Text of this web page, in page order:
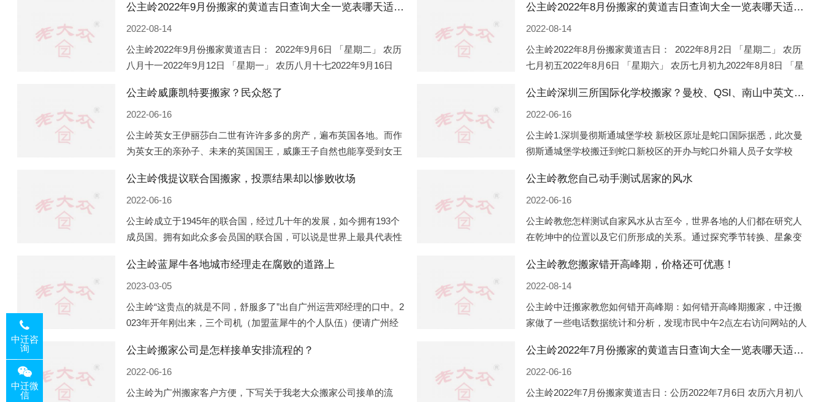
公主岭2022年9月份搬家的黄道吉日查询大全一览表哪天适合搬家好日子
2022-08-14
公主岭2022年9月份搬家黄道吉日： 2022年9月6日 「星期二」 农历
八月十一2022年9月12日 「星期一」 农历八月十七2022年9月16日
公主岭2022年8月份搬家的黄道吉日查询大全一览表哪天适合搬家好日子
2022-08-14
公主岭2022年8月份搬家黄道吉日： 2022年8月2日 「星期二」 农历
七月初五2022年8月6日 「星期六」 农历七月初九2022年8月8日 「星
公主岭威廉凯特要搬家？民众怒了
2022-06-16
公主岭英女王伊丽莎白二世有许许多多的房产，遍布英国各地。而作
为英女王的亲孙子、未来的英国国王，威廉王子自然也能享受到女王
是位于伦敦的肯辛顿宫，一处
公主岭深圳三所国际化学校搬家？曼校、QSI、南山中英文搬走了
2022-06-16
公主岭1.深圳曼彻斯通城堡学校 新校区原址是蛇口国际据悉，此次曼
彻斯通城堡学校搬迁到蛇口新校区的开办与蛇口外籍人员子女学校
正式并入蛇口外籍
公主岭俄提议联合国搬家，投票结果却以惨败收场
2022-06-16
公主岭成立于1945年的联合国，经过几十年的发展，如今拥有193个
成员国。拥有如此众多会员国的联合国，可以说是世界上最具代表性
以美国为首的西方国家
公主岭教您自己动手测试居家的风水
2022-06-16
公主岭教您怎样测试自家风水从古至今，世界各地的人们都在研究人
在乾坤中的位置以及它们所形成的关系。通过探究季节转换、星象变
同住宅中的人，其一生中的财
公主岭蓝犀牛各地城市经理走在腐败的道路上
2023-03-05
公主岭“这贵点的就是不同，舒服多了”出自广州运营邓经理的口中。2
023年开年刚出来，三个司机（加盟蓝犀牛的个人队伍）便请广州经
平摊费用，燃鹅这样的
公主岭教您搬家错开高峰期，价格还可优惠！
2022-08-14
公主岭中迁搬家教您如何错开高峰期：如何错开高峰期搬家，中迁搬
家做了一些电话数据统计和分析，发现市民中午2点左右访问网站的人
最多的，网上QQ微
公主岭搬家公司是怎样接单安排流程的？
2022-06-16
公主岭为广州搬家客户方便，下写关于我老大众搬家公司接单的流
公主岭2022年7月份搬家的黄道吉日查询大全一览表哪天适合搬家好日子
2022-06-16
公主岭2022年7月份搬家黄道吉日：公历2022年7月6日 农历六月初八
中迁咨
询
中迁微
信